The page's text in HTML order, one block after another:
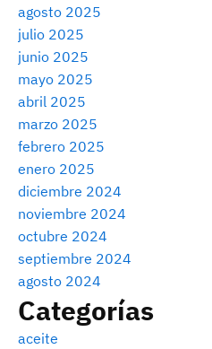
agosto 2025
julio 2025
junio 2025
mayo 2025
abril 2025
marzo 2025
febrero 2025
enero 2025
diciembre 2024
noviembre 2024
octubre 2024
septiembre 2024
agosto 2024
Categorías
aceite